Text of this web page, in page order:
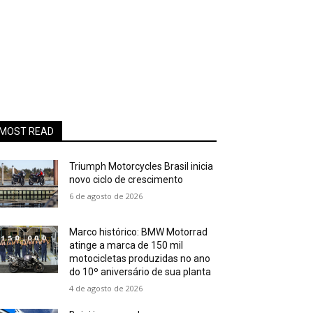
MOST READ
Triumph Motorcycles Brasil inicia
novo ciclo de crescimento
6 de agosto de 2026
Marco histórico: BMW Motorrad
atinge a marca de 150 mil
motocicletas produzidas no ano
do 10º aniversário de sua planta
4 de agosto de 2026